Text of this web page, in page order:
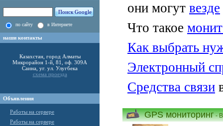
они могут везде
Что такое
Как выбрать
Электронный
Средства связи
GPS мониторинг-
по сайту в Интернете
наши контакты
Казахстан, город Алматы
Микрорайон 1-й, 81, оф. 309А
Саина, уг. ул. Улугбека
схема проезда
Объявления
Работы на сервере
Работы на сервере